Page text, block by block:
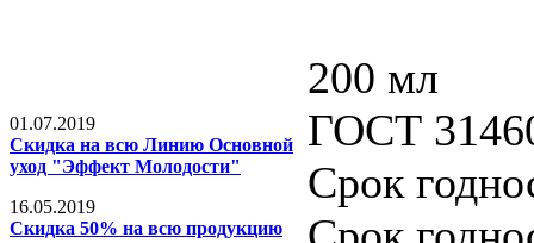
200 мл
ГОСТ
Срок
01.07.2019
Скидка на всю Линию Основной
уход "Эффект Молодости"
16.05.2019
Скидка 50% на всю продукцию